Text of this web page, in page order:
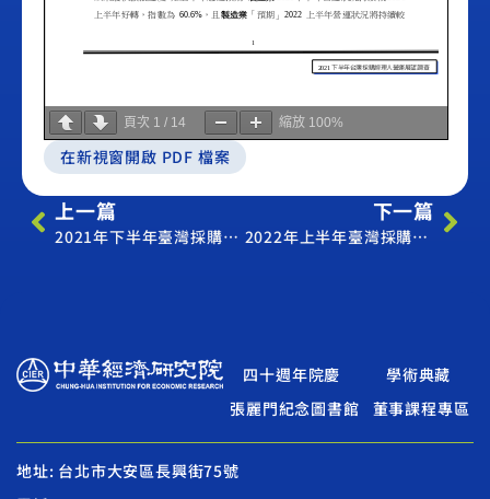
頁次 1 / 14 縮放 100%
在新視窗開啟 PDF 檔案
上一篇
2021年下半年臺灣採購經理人營運展望調查
下一篇
2022年上半年臺灣採購經理人營運展望調查
四十週年院慶
學術典藏
張麗門紀念圖書館
董事課程專區
地址: 台北市大安區長興街75號